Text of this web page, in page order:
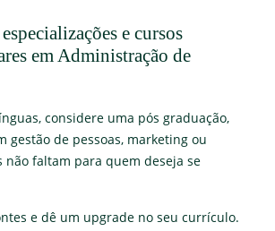
e cursos
em Administração de
considere uma pós graduação,
gestão de pessoas, marketing ou
não faltam para quem deseja se
e dê um upgrade no seu currículo.